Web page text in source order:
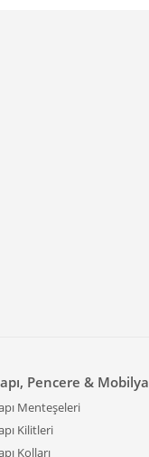
Pencere & Mobilya
Menteşeleri
Kilitleri
Kolları